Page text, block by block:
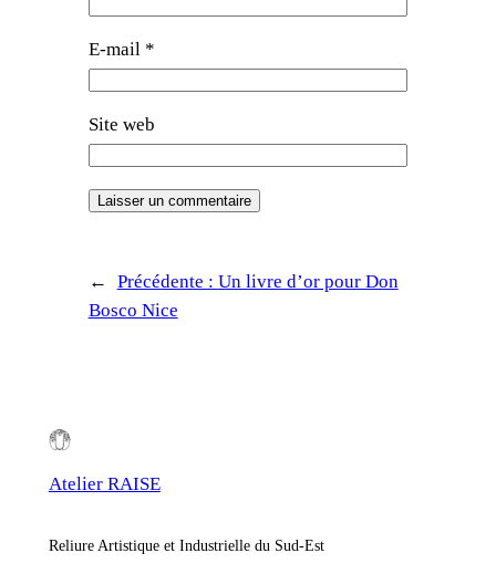
E-mail *
Site web
← Précédente : Un livre d’or pour Don
Bosco Nice
Atelier RAISE
Reliure Artistique et Industrielle du Sud-Est